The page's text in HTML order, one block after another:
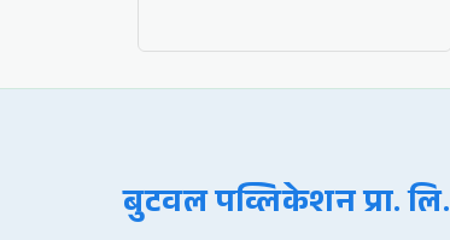
बुटवल पव्लिकेशन प्रा. लि.